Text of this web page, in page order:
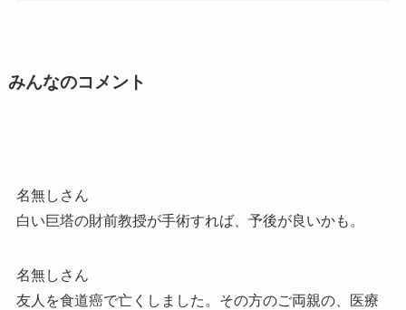
みんなのコメント
名無しさん
白い巨塔の財前教授が手術すれば、予後が良いかも。
名無しさん
友人を食道癌で亡くしました。その方のご両親の、医療